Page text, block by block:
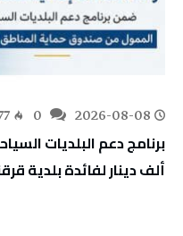
2026-08-08
ألف دينار لفائدة بلدية